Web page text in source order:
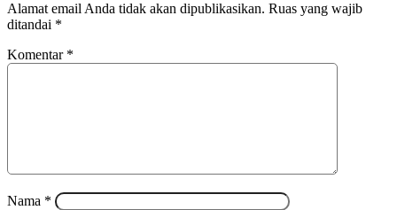
Alamat email Anda tidak akan dipublikasikan. Ruas yang wajib
ditandai *
Komentar *
Nama *